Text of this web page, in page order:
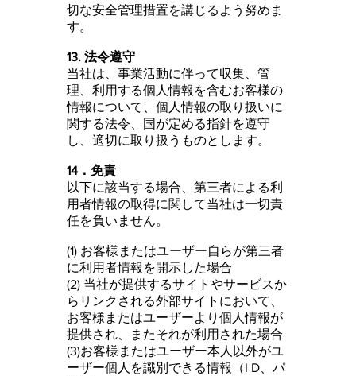
切な安全管理措置を講じるよう努めま
す。
13. 法令遵守
当社は、事業活動に伴って収集、管
理、利用する個人情報を含むお客様の
情報について、個人情報の取り扱いに
関する法令、国が定める指針を遵守
し、適切に取り扱うものとします。
14．免責
以下に該当する場合、第三者による利
用者情報の取得に関して当社は一切責
任を負いません。
(1) お客様またはユーザー自らが第三者
に利用者情報を開示した場合
(2) 当社が提供するサイトやサービスか
らリンクされる外部サイトにおいて、
お客様またはユーザーより個人情報が
提供され、またそれが利用された場合
(3)お客様またはユーザー本人以外がユ
ーザー個人を識別できる情報（I D、パ